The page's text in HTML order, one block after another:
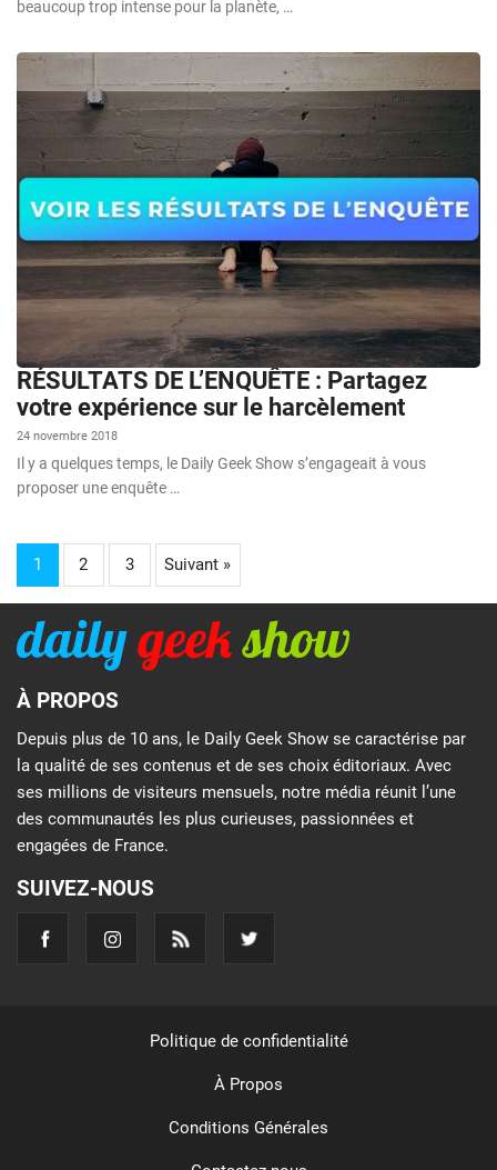
beaucoup trop intense pour la planète, …
RÉSULTATS DE L’ENQUÊTE : Partagez
votre expérience sur le harcèlement
24 novembre 2018
Il y a quelques temps, le Daily Geek Show s’engageait à vous
proposer une enquête …
1 2 3 Suivant »
À PROPOS
Depuis plus de 10 ans, le Daily Geek Show se caractérise par
la qualité de ses contenus et de ses choix éditoriaux. Avec
ses millions de visiteurs mensuels, notre média réunit l’une
des communautés les plus curieuses, passionnées et
engagées de France.
SUIVEZ-NOUS
Politique de confidentialité
À Propos
Conditions Générales